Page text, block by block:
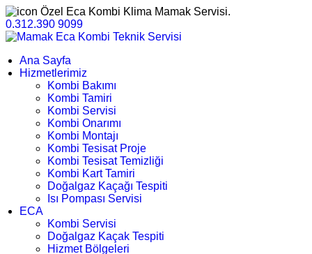
Özel Eca Kombi Klima Mamak Servisi.
0.312.390 9099
Ana Sayfa
Hizmetlerimiz
Kombi Bakımı
Kombi Tamiri
Kombi Servisi
Kombi Onarımı
Kombi Montajı
Kombi Tesisat Proje
Kombi Tesisat Temizliği
Kombi Kart Tamiri
Doğalgaz Kaçağı Tespiti
Isı Pompası Servisi
ECA
Kombi Servisi
Doğalgaz Kaçak Tespiti
Hizmet Bölgeleri